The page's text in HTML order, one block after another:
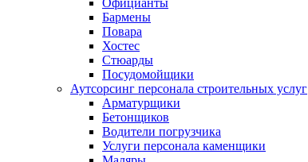
Официанты
Бармены
Повара
Хостес
Cтюарды
Посудомойщики
Аутсорсинг персонала строительных услуг
Арматурщики
Бетонщиков
Водители погрузчика
Услуги персонала каменщики